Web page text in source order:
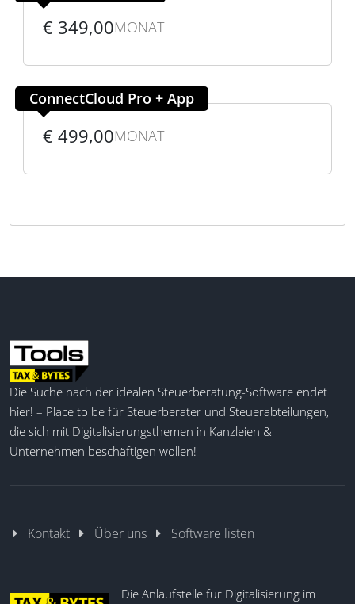
€ 349,00MONAT
ConnectCloud Pro + App
€ 499,00MONAT
Die Suche nach der idealen Steuerberatung-Software endet
hier! – Place to be für Steuerberater und Steuerabteilungen,
die sich mit Digitalisierungsthemen in Kanzleien &
Unternehmen beschäftigen wollen!
Kontakt Über uns Software listen
Die Anlaufstelle für Digitalisierung im